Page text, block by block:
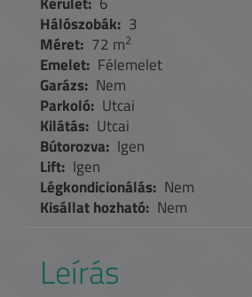
Hálószobák: 3
Méret: 72 m2
Emelet: Félemelet
Garázs: Nem
Parkoló: Utcai
Kilátás: Utcai
Bútorozva: Igen
Lift: Igen
Légkondicionálás: Nem
Kisállat hozható: Nem
Leírás